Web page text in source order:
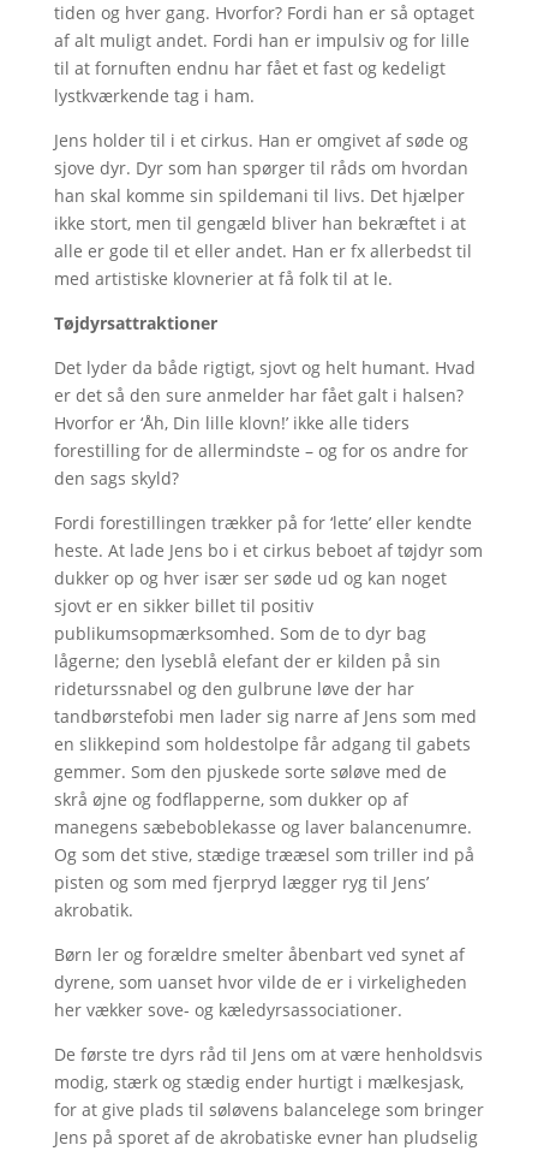
tiden og hver gang. Hvorfor? Fordi han er så optaget
af alt muligt andet. Fordi han er impulsiv og for lille
til at fornuften endnu har fået et fast og kedeligt
lystkværkende tag i ham.
Jens holder til i et cirkus. Han er omgivet af søde og
sjove dyr. Dyr som han spørger til råds om hvordan
han skal komme sin spildemani til livs. Det hjælper
ikke stort, men til gengæld bliver han bekræftet i at
alle er gode til et eller andet. Han er fx allerbedst til
med artistiske klovnerier at få folk til at le.
Tøjdyrsattraktioner
Det lyder da både rigtigt, sjovt og helt humant. Hvad
er det så den sure anmelder har fået galt i halsen?
Hvorfor er ‘Åh, Din lille klovn!’ ikke alle tiders
forestilling for de allermindste – og for os andre for
den sags skyld?
Fordi forestillingen trækker på for ‘lette’ eller kendte
heste. At lade Jens bo i et cirkus beboet af tøjdyr som
dukker op og hver især ser søde ud og kan noget
sjovt er en sikker billet til positiv
publikumsopmærksomhed. Som de to dyr bag
lågerne; den lyseblå elefant der er kilden på sin
rideturssnabel og den gulbrune løve der har
tandbørstefobi men lader sig narre af Jens som med
en slikkepind som holdestolpe får adgang til gabets
gemmer. Som den pjuskede sorte søløve med de
skrå øjne og fodflapperne, som dukker op af
manegens sæbeboblekasse og laver balancenumre.
Og som det stive, stædige trææsel som triller ind på
pisten og som med fjerpryd lægger ryg til Jens’
akrobatik.
Børn ler og forældre smelter åbenbart ved synet af
dyrene, som uanset hvor vilde de er i virkeligheden
her vækker sove- og kæledyrsassociationer.
De første tre dyrs råd til Jens om at være henholdsvis
modig, stærk og stædig ender hurtigt i mælkesjask,
for at give plads til søløvens balancelege som bringer
Jens på sporet af de akrobatiske evner han pludselig